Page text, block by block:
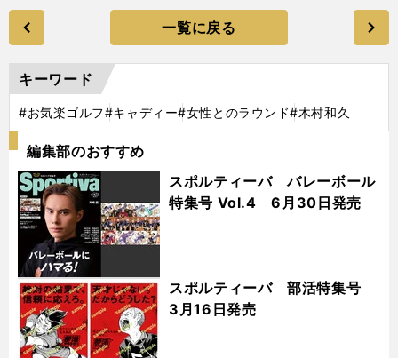
一覧に戻る
キーワード
#お気楽ゴルフ#キャディー#女性とのラウンド#木村和久
編集部のおすすめ
スポルティーバ バレーボール
特集号 Vol.4 6月30日発売
スポルティーバ 部活特集号
3月16日発売